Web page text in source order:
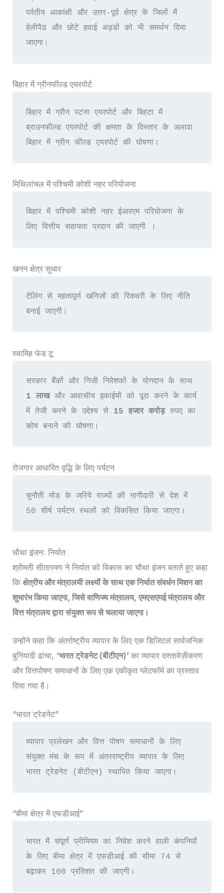
पर्वतीय आकांक्षी और उत्तर-पूर्व क्षेत्र के जिलों में
हेलीपैड और छोटे हवाई अड्डों को भी समर्थन दिया
जाएगा।
बिहार में ग्रीनफील्ड एयरपोर्ट
बिहार में ग्रीन पटना एयरपोर्ट और बिहटा में
ब्राउनफील्ड एयरपोर्ट की क्षमता के विस्तार के अलावा
बिहार में ग्रीन फील्ड एयरपोर्ट की घोषणा।
मिथिलांचल में पश्चिमी कोशी नहर परियोजना
बिहार में पश्चिमी कोशी नहर ईआरएम परियोजना के
लिए वित्तीय सहायता प्रदान की जाएगी ।
खनन क्षेत्र सुधार
टेलिंग से महत्वपूर्ण खनिजों की रिकवरी के लिए नीति
बनाई जाएगी।
स्वामिह फंड टू
सरकार बैंकों और निजी निवेशकों के योगदान के साथ
1 लाख और आवासीय इकाईयों को पूरा करने के कार्य
में तेजी करने के उद्देश्य से 15 हजार करोड़ रुपए का
कोष बनाने की घोषणा।
रोजगार आधारित वृद्धि के लिए पर्यटन
चुनौती मोड के जरिये राज्यों की भागीदारी से देश में
50 शीर्ष पर्यटन स्थलों को विकसित किया जाएगा।
चौथा इंजनः निर्यात
श्रीमती सीतारमण ने निर्यात को विकास का चौथा इंजन बताते हुए कहा
किक्षेत्रीय और मंत्रालयी लक्ष्यों के साथ एक निर्यात संवर्धन मिशन का
शुभारंभ किया जाएगा, जिसे वाणिज्य मंत्रालय, एमएसएमई मंत्रालय और
वित्त मंत्रालय द्वारा संयुक्त रूप से चलाया जाएगा।
उन्होंने कहा कि अंतर्राष्ट्रीय व्यापार के लिए एक डिजिटल सार्वजनिक
बुनियादी ढांचा, ‘भारत ट्रेडनेट (बीटीएन)’का व्यापार दस्तावेज़ीकरण
और वित्तपोषण समाधानों के लिए एक एकीकृत प्लेटफॉर्म का प्रस्ताव
दिया गया है।
“भारत ट्रेडनेट”
व्यापार प्रलेखन और वित्त पोषण समाधानों के लिए
संयुक्त मंच के रूप में अंतरराष्ट्रीय व्यापार के लिए
भारत ट्रेडनेट (बीटीएन) स्थापित किया जाएगा।
“बीमा क्षेत्र में एफडीआई”
भारत में संपूर्ण प्रीमियम का निवेश करने वाली कंपनियों
के लिए बीमा क्षेत्र में एफडीआई की सीमा 74 से
बढ़ाकर 100 प्रतिशत की जाएगी।